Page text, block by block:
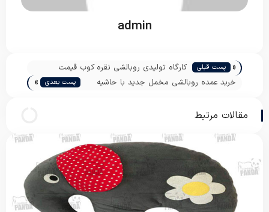
admin
« پست قبلی
کارگاه تولیدی روبالشی نقره کوب قیمت
مناسب
خرید عمده روبالشی مخمل جدید با حاشیه
پست بعدی »
مقالات مرتبط